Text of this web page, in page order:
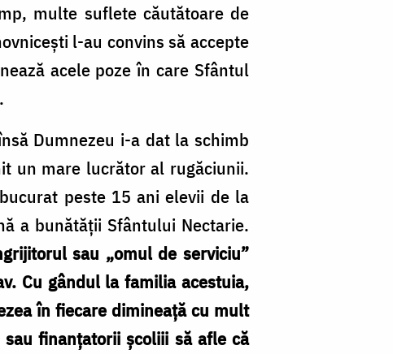
multe suflete căutătoare de
l-au convins să accepte
acele poze în care Sfântul
Dumnezeu i-a dat la schimb
un mare lucrător al rugăciunii.
peste 15 ani elevii de la
a bunătății Sfântului Nectarie.
sau „omul de serviciu”
Cu gândul la familia acestuia,
în fiecare dimineață cu mult
finanțatorii școliii să afle că